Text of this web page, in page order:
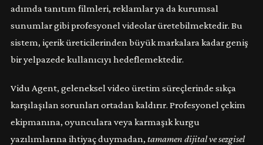
adımda tanıtım filmleri, reklamlar ya da kurumsal
sunumlar gibi profesyonel videolar üretebilmektedir. Bu
sistem, içerik üreticilerinden büyük markalara kadar geniş
bir yelpazede kullanıcıyı hedeflemektedir.
Vidu Agent, geleneksel video üretim süreçlerinde sıkça
karşılaşılan sorunları ortadan kaldırır. Profesyonel çekim
ekipmanına, oyunculara veya karmaşık kurgu
yazılımlarına ihtiyaç duymadan, tamamen dijital ve sezgisel